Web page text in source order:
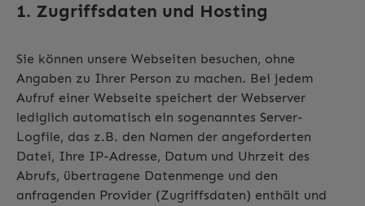
1. Zugriffsdaten und Hosting
Sie können unsere Webseiten besuchen, ohne
Angaben zu Ihrer Person zu machen. Bei jedem
Aufruf einer Webseite speichert der Webserver
lediglich automatisch ein sogenanntes Server-
Logfile, das z.B. den Namen der angeforderten
Datei, Ihre IP-Adresse, Datum und Uhrzeit des
Abrufs, übertragene Datenmenge und den
anfragenden Provider (Zugriffsdaten) enthält und